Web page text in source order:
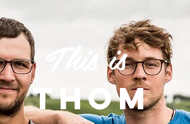
This is
THOM